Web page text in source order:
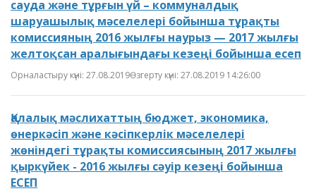
сауда және тұрғын үй – коммуналдық
шаруашылық мәселелері бойынша тұрақты
комиссияның 2016 жылғы наурыз — 2017 жылғы
желтоқсан аралығындағы кезеңі бойынша есеп
Орналастыру күні: 27.08.2019Өзгерту күні: 27.08.2019 14:26:00
Қалалық мәслихаттың бюджет, экономика,
өнеркәсіп және кәсіпкерлік мәселелері
жөніндегі тұрақты комиссиясының 2017 жылғы
қыркүйек - 2016 жылғы сәуір кезеңі бойынша
ЕСЕП